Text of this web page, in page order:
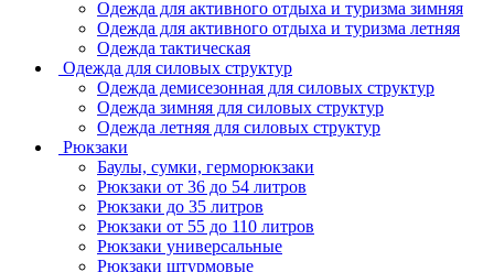
Одежда для активного отдыха и туризма зимняя
Одежда для активного отдыха и туризма летняя
Одежда тактическая
Одежда для силовых структур
Одежда демисезонная для силовых структур
Одежда зимняя для силовых структур
Одежда летняя для силовых структур
Рюкзаки
Баулы, сумки, герморюкзаки
Рюкзаки от 36 до 54 литров
Рюкзаки до 35 литров
Рюкзаки от 55 до 110 литров
Рюкзаки универсальные
Рюкзаки штурмовые